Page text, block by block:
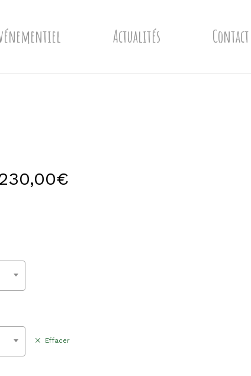
Actualités Contact
€Plage
Effacer